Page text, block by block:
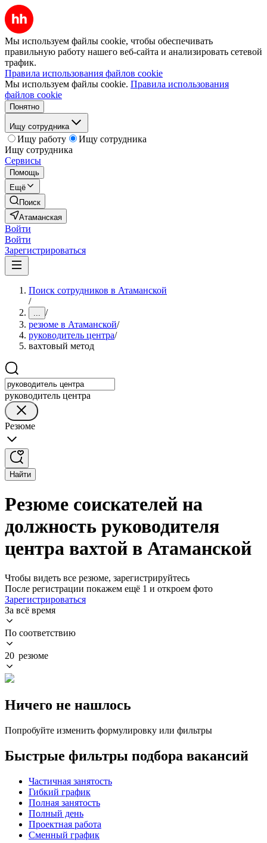
Мы используем файлы cookie, чтобы обеспечивать
правильную работу нашего веб-сайта и анализировать сетевой
трафик.
Правила использования файлов cookie
Мы используем файлы cookie. Правила использования
файлов cookie
Понятно
Ищу сотрудника
Ищу работу
Ищу сотрудника
Ищу сотрудника
Сервисы
Помощь
Ещё
Поиск
Атаманская
Войти
Войти
Зарегистрироваться
Поиск сотрудников в Атаманской
/
... /
резюме в Атаманской/
руководитель центра/
вахтовый метод
руководитель центра
Резюме
Найти
Резюме соискателей на
должность руководителя
центра вахтой в Атаманской
Чтобы видеть все резюме, зарегистрируйтесь
После регистрации покажем ещё 1 и откроем фото
Зарегистрироваться
За всё время
По соответствию
20 резюме
Ничего не нашлось
Попробуйте изменить формулировку или фильтры
Быстрые фильтры подбора вакансий
Частичная занятость
Гибкий график
Полная занятость
Полный день
Проектная работа
Сменный график